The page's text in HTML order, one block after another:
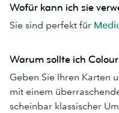
Wofür kann ich sie
Sie sind perfekt für
Warum sollte ich
Geben Sie Ihren Karten
mit einem
scheinbar klassischer